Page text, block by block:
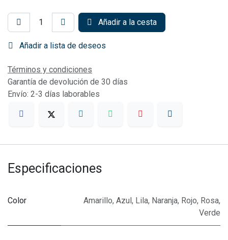
Añadir a la cesta
Añadir a lista de deseos
Términos y condiciones
Garantía de devolución de 30 días
Envío: 2-3 días laborables
Especificaciones
Color Amarillo, Azul, Lila, Naranja, Rojo, Rosa,
Verde